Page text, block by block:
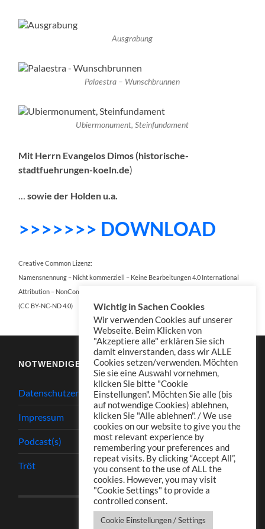
Ausgrabung
Palaestra – Wunschbrunnen
Ubiermonument, Steinfundament
Mit Herrn Evangelos Dimos (historische-
stadtfuehrungen-koeln.de)
…sowie der Holden u.a.
>>>>>>> DOWNLOAD
Creative Common Lizenz:
Namensnennung – Nicht kommerziell – Keine Bearbeitungen 4.0 International
Attribution – NonCommercial – NoDerivatives 4.0 International
(CC BY-NC-ND 4.0)
NOTWENDIGES
Datenschutzerklärung
Impressum
Podcast(s)
Tröt
Wichtig in Sachen Cookies
Wir verwenden Cookies auf unserer
Webseite. Beim Klicken von
"Akzeptiere alle" erklären Sie sich
damit einverstanden, dass wir ALLE
Cookies setzen/verwenden. Möchten
Sie sie eine Auswahl vornehmen,
klicken Sie bitte "Cookie
Einstellungen". Möchten Sie alle (bis
auf notwendige Cookies) ablehnen,
klicken Sie "Alle ablehnen". / We use
cookies on our website to give you the
most relevant experience by
remembering your preferences and
repeat visits. By clicking “Accept All”,
you consent to the use of ALL the
cookies. However, you may visit
"Cookie Settings" to provide a
controlled consent.
Cookie Einstellungen / Settings